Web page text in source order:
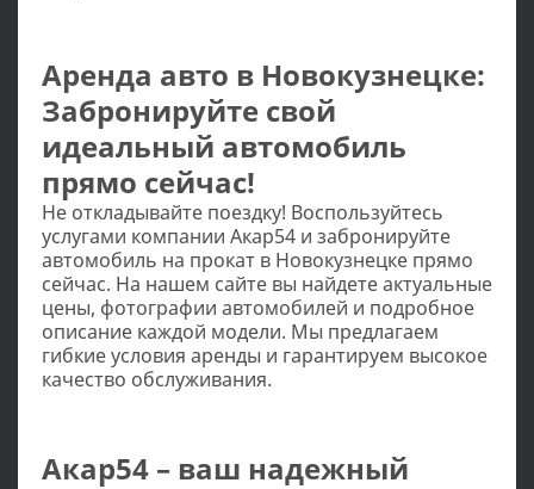
Аренда авто в Новокузнецке:
Забронируйте свой
идеальный автомобиль
прямо сейчас!
Не откладывайте поездку! Воспользуйтесь
услугами компании Акар54 и забронируйте
автомобиль на прокат в Новокузнецке прямо
сейчас. На нашем сайте вы найдете актуальные
цены, фотографии автомобилей и подробное
описание каждой модели. Мы предлагаем
гибкие условия аренды и гарантируем высокое
качество обслуживания.
Акар54 – ваш надежный